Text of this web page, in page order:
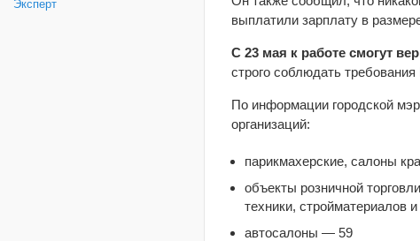
Эксперт
выплатили зарплату в
С 23 мая к работе смогут
строго соблюдать
По информации городской
организаций:
парикмахерские, салоны
объекты розничной
техники,
автосалоны — 59